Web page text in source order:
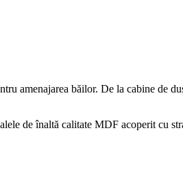
amenajarea băilor. De la cabine de
de înaltă calitate MDF acoperit cu